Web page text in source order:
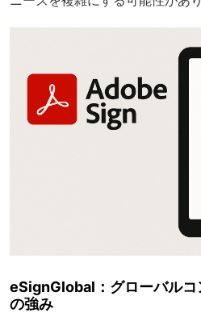
eSignGlobal：グローバルコ
の強み